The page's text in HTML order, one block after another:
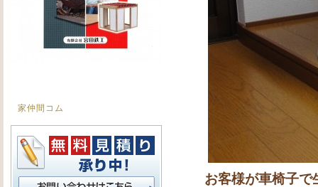
お客様が車椅子で
家仲間コム